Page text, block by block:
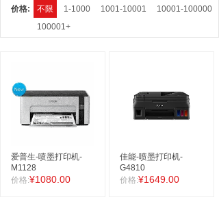
价格: 不限 1-1000 1001-10001
10001-100000
100001+
爱普生-喷墨打印机-
M1128
价格:¥1080.00
佳能-喷墨打印机-
G4810
价格:¥1649.00